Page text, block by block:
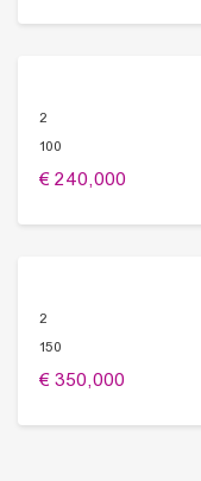
2
100
240,000 €
2
150
350,000 €